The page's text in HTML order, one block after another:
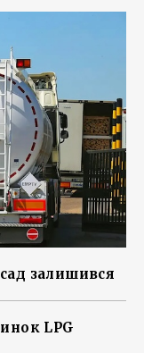
залишився
LPG